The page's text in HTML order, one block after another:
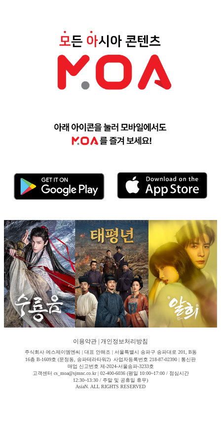
이용약관 개인정보처리방침
주식회사 에스제이엠엔씨 | 대표 안해조 | 서울특별시 송파구 송파대로 201, B동
16층 B-1609호 (문정동, 송파테라타워2) 사업자등록번호 218-87-02390 | 통신판
매업 신고번호 제-2024-서울송파-3233호
고객센터 cs_moa@sjmnc.co.kr | 02-400-6036 (평일 10:00~17:00 / 점심시간
12:30~13:30 / 주말 및 공휴일 휴무)
AsiaN. ALL RIGHTS RESERVED